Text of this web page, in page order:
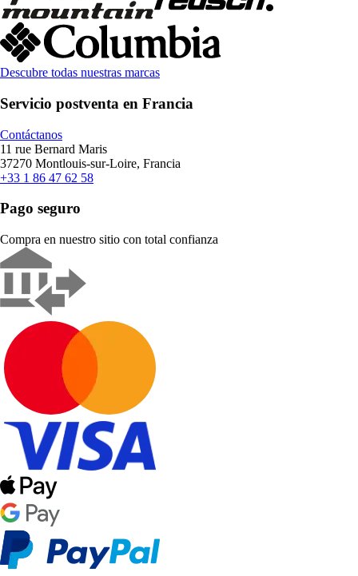
Descubre todas nuestras marcas
Servicio postventa en Francia
Contáctanos
11 rue Bernard Maris
37270 Montlouis-sur-Loire, Francia
+33 1 86 47 62 58
Pago seguro
Compra en nuestro sitio con total confianza